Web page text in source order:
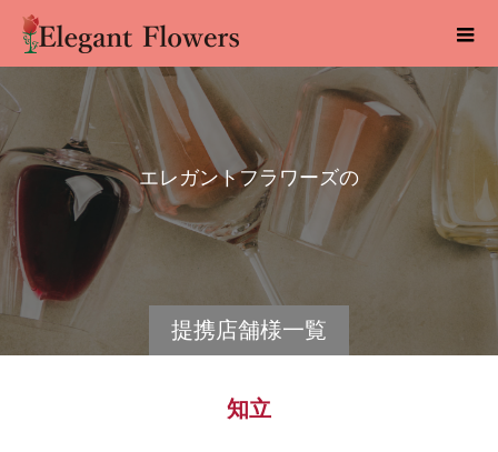
提携店舗様一覧
エレガントフラワーズの提携 店
知立